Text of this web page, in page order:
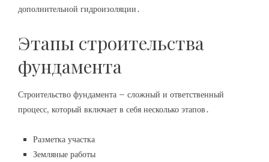
дополнительной гидроизоляции․
Этапы строительства
фундамента
Строительство фундамента – сложный и ответственный
процесс, который включает в себя несколько этапов․
Разметка участка
Земляные работы